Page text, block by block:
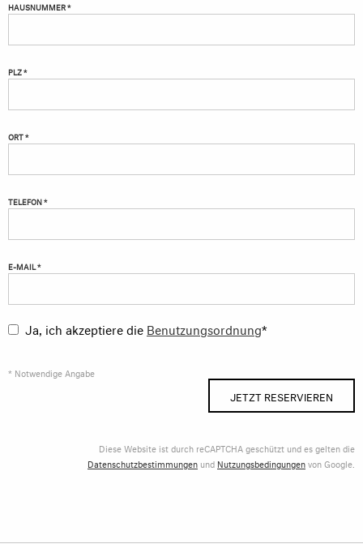
HAUSNUMMER *
PLZ *
ORT *
TELEFON *
E-MAIL *
Ja, ich akzeptiere die Benutzungsordnung*
* Notwendige Angabe
JETZT RESERVIEREN
Diese Website ist durch reCAPTCHA geschützt und es gelten die
Datenschutzbestimmungen und Nutzungsbedingungenvon Google.